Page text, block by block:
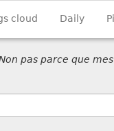
cloud Daily
pas parce que